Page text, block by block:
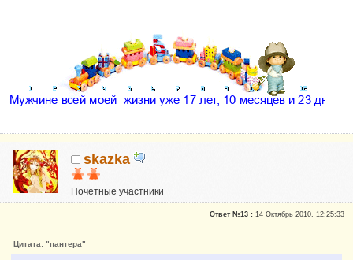
skazka
Почетные участники
Ответ №13 :14 Октябрь 2010, 12:25:33
Цитата: "пантера"